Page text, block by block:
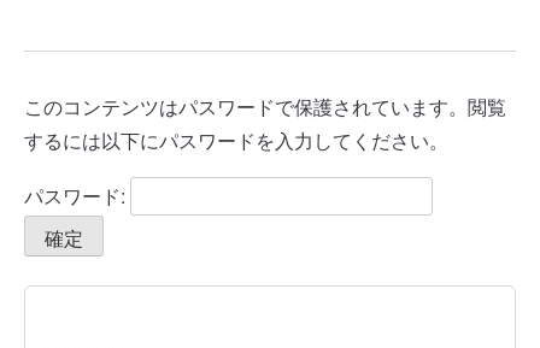
このコンテンツはパスワードで保護されています。閲覧
するには以下にパスワードを入力してください。
パスワード: